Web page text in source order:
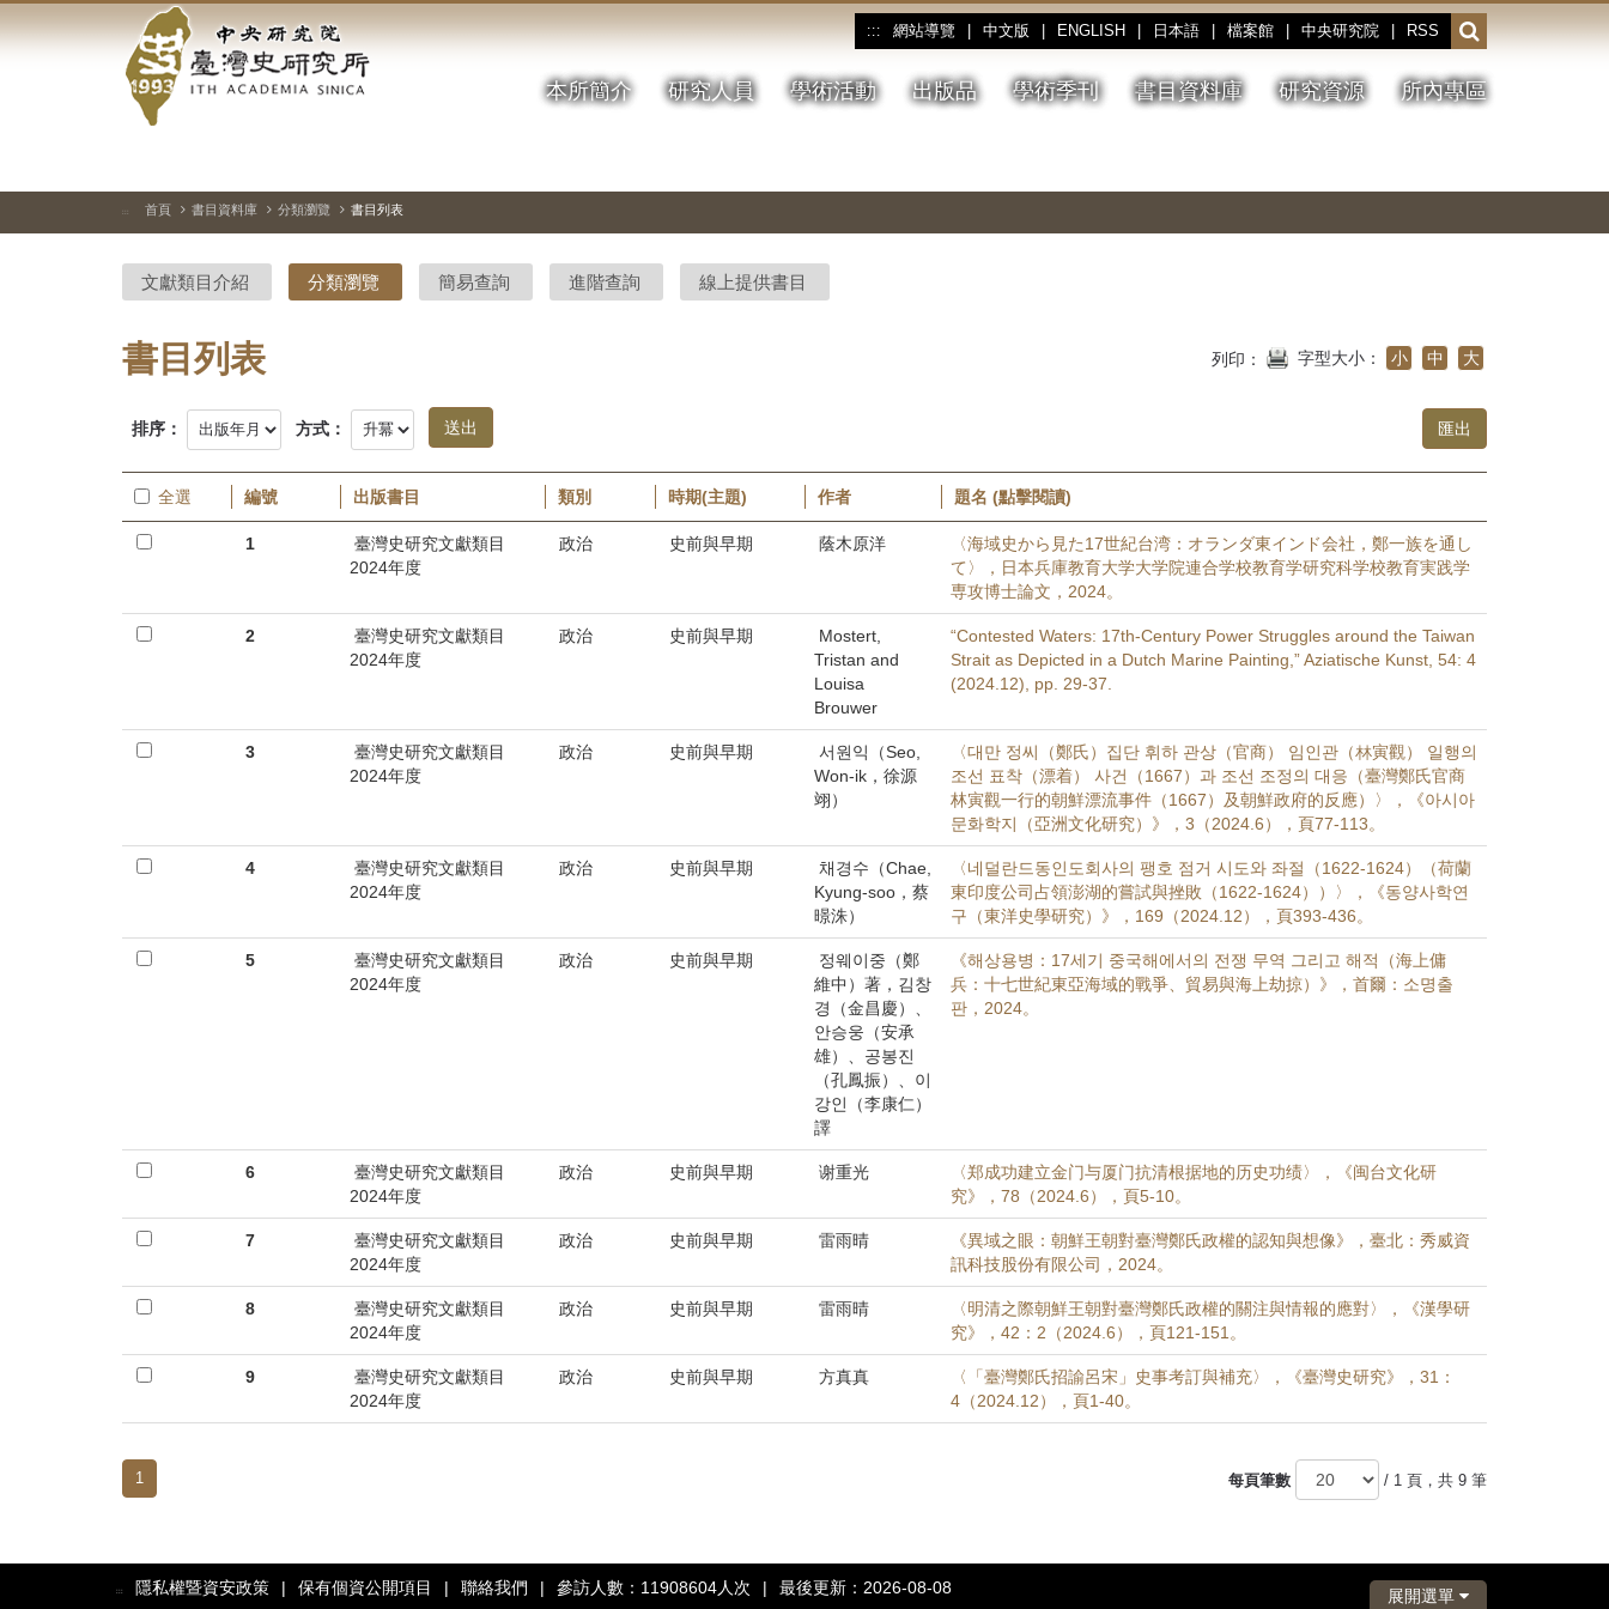
到
中
央
研
院-
臺
灣
史
究
所-
首
::: 網站導覽 中文版 ENGLISH 日本語 檔案館 中央研究院 RSS
開
啟
或
收
本所簡介 研究人員 學術活動 出版品 學術季刊 書目資料庫 研究資源 所內專區
停、
圖
圖
結
::: 首頁 書目資料庫 分類瀏覽 書目列表
文獻類目介紹 分類瀏覽 簡易查詢 進階查詢 線上提供書目
書目列表 列印： 字型大小： 小 中 大
排序： 方式：
全選 編號 出版書目 類別 時期(主題) 作者 題名 (點擊閱讀)
1
臺灣史研究文獻類目
2024年度
政治 史前與早期 蔭木原洋
〈海域史から見た17世紀台湾：オランダ東インド会社，鄭一族を通し
て〉，日本兵庫教育大学大学院連合学校教育学研究科学校教育実践学
専攻博士論文，2024。
2
臺灣史研究文獻類目
2024年度
政治 史前與早期
Mostert,
Tristan and
Louisa
Brouwer
“Contested Waters: 17th-Century Power Struggles around the Taiwan
Strait as Depicted in a Dutch Marine Painting,” Aziatische Kunst, 54: 4
(2024.12), pp. 29-37.
3
臺灣史研究文獻類目
2024年度
政治 史前與早期
서원익（Seo,
Won-ik，徐源
翊）
〈대만 정씨（鄭氏）집단 휘하 관상（官商） 임인관（林寅觀） 일행의
조선 표착（漂着） 사건（1667）과 조선 조정의 대응（臺灣鄭氏官商
林寅觀一行的朝鮮漂流事件（1667）及朝鮮政府的反應）〉，《아시아
문화학지（亞洲文化研究）》，3（2024.6），頁77-113。
4
臺灣史研究文獻類目
2024年度
政治 史前與早期
채경수（Chae,
Kyung-soo，蔡
暻洙）
〈네덜란드동인도회사의 팽호 점거 시도와 좌절（1622-1624）（荷蘭
東印度公司占領澎湖的嘗試與挫敗（1622-1624））〉，《동양사학연
구（東洋史學研究）》，169（2024.12），頁393-436。
5
臺灣史研究文獻類目
2024年度
政治 史前與早期
정웨이중（鄭
維中）著，김창
경（金昌慶）、
안승웅（安承
雄）、공봉진
（孔鳳振）、이
강인（李康仁）
譯
《해상용병：17세기 중국해에서의 전쟁 무역 그리고 해적（海上傭
兵：十七世紀東亞海域的戰爭、貿易與海上劫掠）》，首爾：소명출
판，2024。
6
臺灣史研究文獻類目
2024年度
政治 史前與早期 谢重光
〈郑成功建立金门与厦门抗清根据地的历史功绩〉，《闽台文化研
究》，78（2024.6），頁5-10。
7
臺灣史研究文獻類目
2024年度
政治 史前與早期 雷雨晴
《異域之眼：朝鮮王朝對臺灣鄭氏政權的認知與想像》，臺北：秀威資
訊科技股份有限公司，2024。
8
臺灣史研究文獻類目
2024年度
政治 史前與早期 雷雨晴
〈明清之際朝鮮王朝對臺灣鄭氏政權的關注與情報的應對〉，《漢學研
究》，42：2（2024.6），頁121-151。
9
臺灣史研究文獻類目
2024年度
政治 史前與早期 方真真
〈「臺灣鄭氏招諭呂宋」史事考訂與補充〉，《臺灣史研究》，31：
4（2024.12），頁1-40。
1 每頁筆數 / 1 頁，共 9 筆
::: 隱私權暨資安政策 | 保有個資公開項目 | 聯絡我們 | 參訪人數：11908604人次 | 最後更新：2026-08-08 展開選單